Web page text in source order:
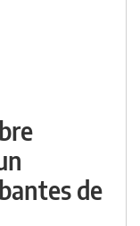
de